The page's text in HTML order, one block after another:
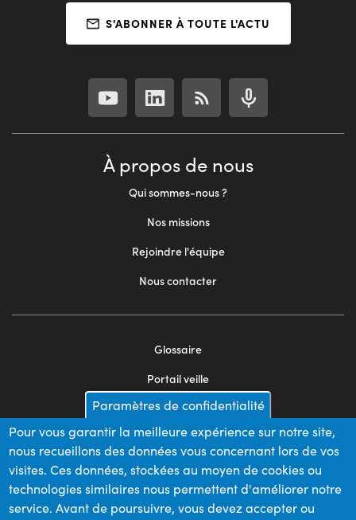
S'ABONNER À TOUTE L'ACTU
À propos de nous
Qui sommes-nous ?
Nos missions
Rejoindre l'équipe
Nous contacter
2
Glossaire
Portail veille
Mentions légales
Appels d'offres
Plan du site
Paramètres de confidentialité
Pour vous garantir la meilleure expérience sur notre site,
nous recueillons des données vous concernant lors de vos
visites. Ces données, stockées au moyen de cookies ou
technologies similaires nous permettent d'améliorer notre
service. Avant de poursuivre, vous devez accepter ou